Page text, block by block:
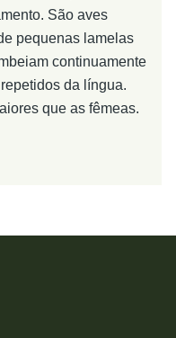
São aves
pequenas lamelas
continuamente
da língua.
que as fêmeas.